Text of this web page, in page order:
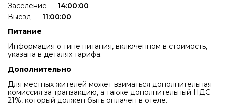
Заселение — 14:00:00
Выезд — 11:00:00
Питание
Информация о типе питания, включенном в стоимость,
указана в деталях тарифа.
Дополнительно
Для местных жителей может взиматься дополнительная
комиссия за транзакцию, а также дополнительный НДС
21%, который должен быть оплачен в отеле.